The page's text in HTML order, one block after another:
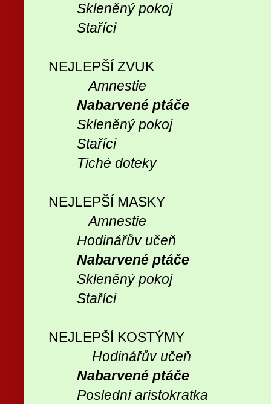
Skleněný pokoj
Staříci
NEJLEPŠÍ ZVUK
Amnestie
Nabarvené ptáče
Skleněný pokoj
Staříci
Tiché doteky
NEJLEPŠÍ MASKY
Amnestie
Hodinářův učeň
Nabarvené ptáče
Skleněný pokoj
Staříci
NEJLEPŠÍ KOSTÝMY
Hodinářův učeň
Nabarvené ptáče
Poslední aristokratka